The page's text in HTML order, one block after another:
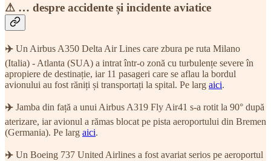
⚠ … despre accidente și incidente aviatice
✈️ Un Airbus A350 Delta Air Lines care zbura pe ruta Milano
(Italia) - Atlanta (SUA) a intrat într-o zonă cu turbulențe severe în
apropiere de destinație, iar 11 pasageri care se aflau la bordul
avionului au fost răniți și transportați la spital. Pe larg aici.
✈️ Jamba din față a unui Airbus A319 Fly Air41 s-a rotit la 90° după
aterizare, iar avionul a rămas blocat pe pista aeroportului din Bremen
(Germania). Pe larg aici.
✈️ Un Boeing 737 United Airlines a fost avariat serios pe aeroportul